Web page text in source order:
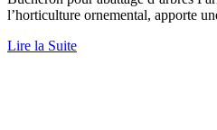
l’horticulture ornemental, apporte
Lire la Suite